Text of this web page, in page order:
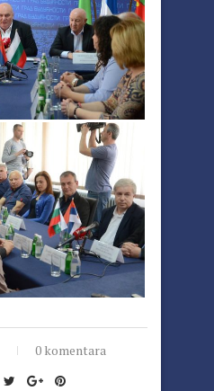
0 komentara